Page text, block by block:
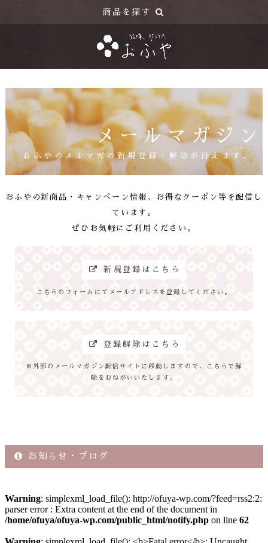
商品を探す
お菓子のおふ
お料理用のおふ ギフト向けのおふ
季節限定商品 お茶・その他
商品カテゴリー さくら棒
ふがし 焼き菓子「ころりふ」
メールマガジン
おふやのメルマガの新規登録・解除が行えます。
おふやの新商品・キャンぺーン情報、お得なクーポン等を配信し
ています。
ぜひお気軽にご利用ください。
新規登録はこちら
こちらのフォームにてメールアドレスを登録してください。
登録解除はこちら
※外部のメールマガジン配信サイトに移動しますので、こちらで解
除をおねがいいたします。
お知らせ・ブログ